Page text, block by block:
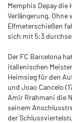
Memphis Depay
Verlängerung.
Elfmeterschießen
sich mit 5:3
Der FC Barcelona
italienischen
Heimsieg für den
und Joao Cancelo
Amir Rrahmani die
seinem
der